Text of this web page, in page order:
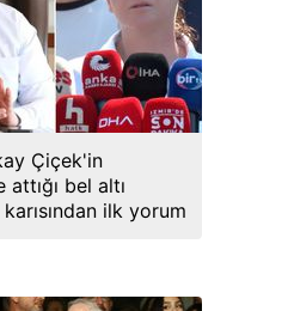
Çiçek'in
attığı bel altı
ilk yorum